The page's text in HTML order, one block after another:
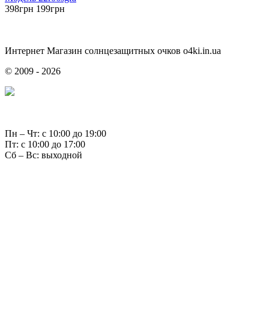
398грн 199грн
Интернет Магазин солнцезащитных очков o4ki.in.ua
© 2009 - 2026
Пн – Чт: с 10:00 до 19:00
Пт: с 10:00 до 17:00
Сб – Вс: выходной